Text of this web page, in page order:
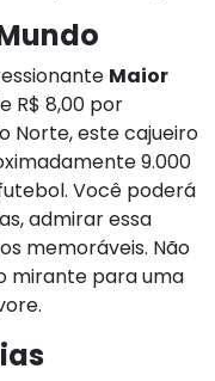
Maior
R$ 8,00 por
Norte, este cajueiro
9.000
Você poderá
admirar essa
memoráveis. Não
mirante para uma